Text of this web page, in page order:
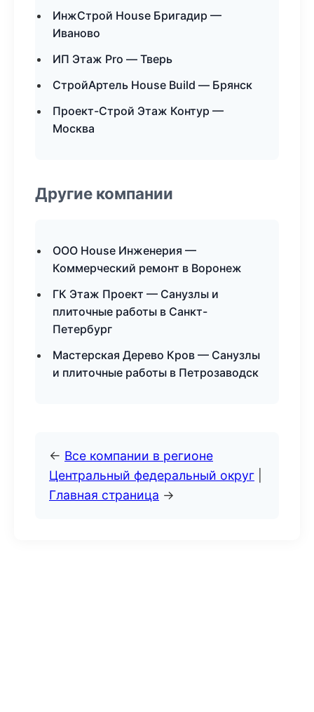
ИнжСтрой House Бригадир —
Иваново
ИП Этаж Pro — Тверь
СтройАртель House Build — Брянск
Проект-Строй Этаж Контур —
Москва
Другие компании
ООО House Инженерия —
Коммерческий ремонт в Воронеж
ГК Этаж Проект — Санузлы и
плиточные работы в Санкт-
Петербург
Мастерская Дерево Кров — Санузлы
и плиточные работы в Петрозаводск
← Все компании в регионе
Центральный федеральный округ
Главная страница →